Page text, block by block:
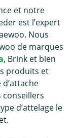
et notre
est l’expert
Nous
de marques
, Brink et bien
produits et
attache
conseillers
d’attelage le